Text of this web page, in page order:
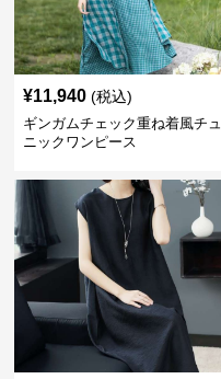
¥11,940 (税込)
ギンガムチェック重ね着風チュ
ニックワンピース